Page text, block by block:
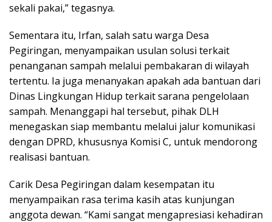
sekali pakai,” tegasnya.
Sementara itu, Irfan, salah satu warga Desa
Pegiringan, menyampaikan usulan solusi terkait
penanganan sampah melalui pembakaran di wilayah
tertentu. Ia juga menanyakan apakah ada bantuan dari
Dinas Lingkungan Hidup terkait sarana pengelolaan
sampah. Menanggapi hal tersebut, pihak DLH
menegaskan siap membantu melalui jalur komunikasi
dengan DPRD, khususnya Komisi C, untuk mendorong
realisasi bantuan.
Carik Desa Pegiringan dalam kesempatan itu
menyampaikan rasa terima kasih atas kunjungan
anggota dewan. “Kami sangat mengapresiasi kehadiran